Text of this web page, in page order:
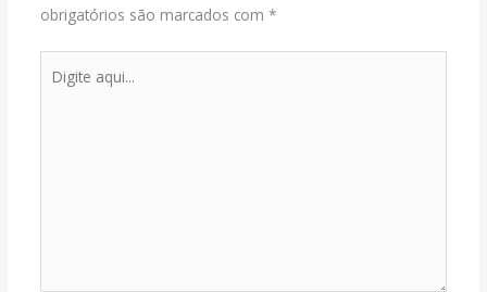
obrigatórios são marcados com *
aqui...